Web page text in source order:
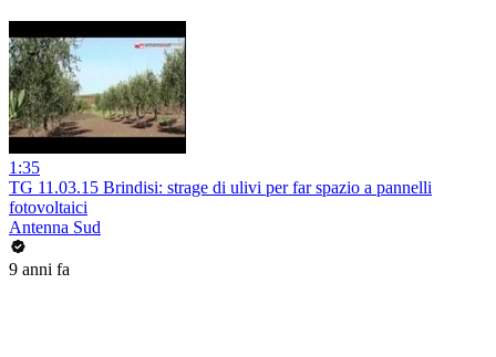
1:35
TG 11.03.15 Brindisi: strage di ulivi per far spazio a pannelli
fotovoltaici
Antenna Sud
9 anni fa